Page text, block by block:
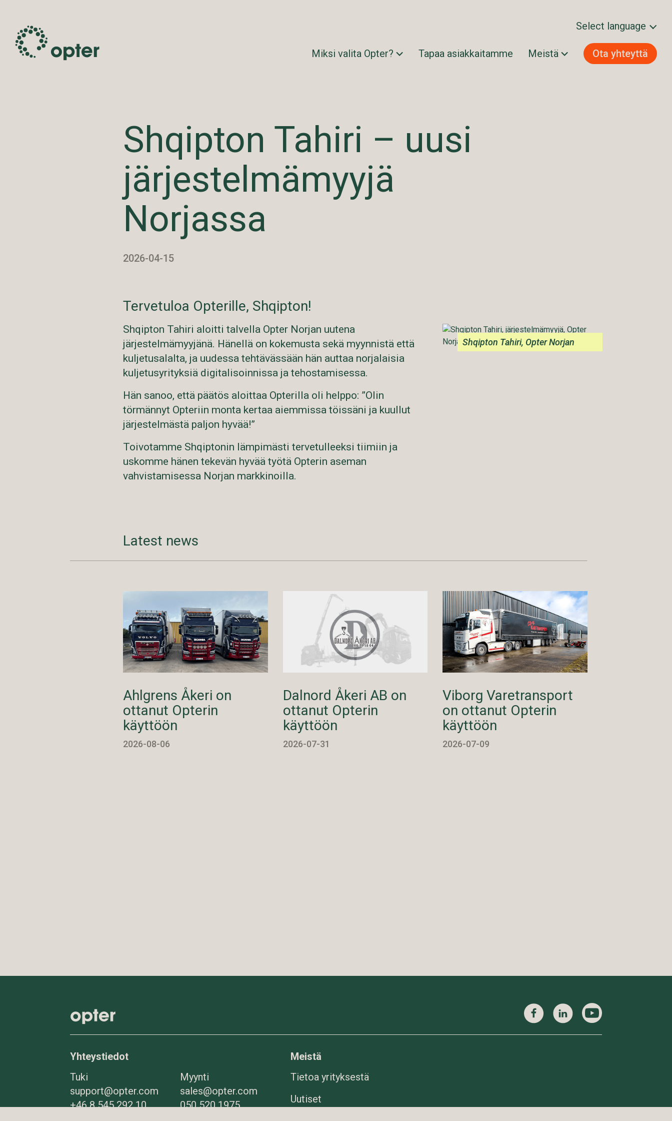
Select language
Svenska
Miksi valita Opter? Tapaa asiakkaitamme Meistä Ota yhteyttä
Shqipton Tahiri – uusi
järjestelmämyyjä
Norjassa
2026-04-15
Tervetuloa Opterille, Shqipton!
Shqipton Tahiri, Opter Norjan
Shqipton Tahiri aloitti talvella Opter Norjan uutena
järjestelmämyyjänä. Hänellä on kokemusta sekä myynnistä että
kuljetusalalta, ja uudessa tehtävässään hän auttaa norjalaisia
kuljetusyrityksiä digitalisoinnissa ja tehostamisessa.
Hän sanoo, että päätös aloittaa Opterilla oli helppo: ”Olin
törmännyt Opteriin monta kertaa aiemmissa töissäni ja kuullut
järjestelmästä paljon hyvää!”
Toivotamme Shqiptonin lämpimästi tervetulleeksi tiimiin ja
uskomme hänen tekevän hyvää työtä Opterin aseman
vahvistamisessa Norjan markkinoilla.
Latest news
Ahlgrens Åkeri on
ottanut Opterin
käyttöön
2026-08-06
Dalnord Åkeri AB on
ottanut Opterin
käyttöön
2026-07-31
Viborg Varetransport
on ottanut Opterin
käyttöön
2026-07-09
Yhteystiedot
Tuki
support@opter.com
+46 8 545 292 10
Myynti
sales@opter.com
050 520 1975
Meistä
Tietoa yrityksestä
Uutiset